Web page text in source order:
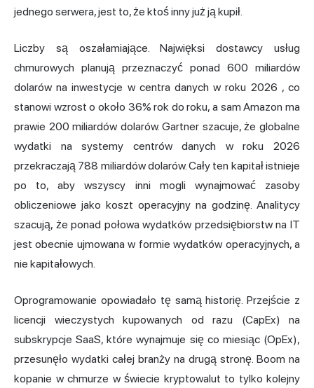
jednego serwera, jest to, że ktoś inny już ją kupił.
Liczby są oszałamiające. Najwięksi dostawcy usług
chmurowych planują przeznaczyć ponad 600 miliardów
dolarów na inwestycje w centra danych w roku 2026 , co
stanowi wzrost o około 36% rok do roku, a sam Amazon ma
prawie 200 miliardów dolarów.Gartner szacuje, że globalne
wydatki na systemy centrów danych w roku 2026
przekraczają 788 miliardów dolarów. Cały ten kapitał istnieje
po to, aby wszyscy inni mogli wynajmować zasoby
obliczeniowe jako koszt operacyjny na godzinę. Analitycy
szacują, że ponad połowa wydatków przedsiębiorstw na IT
jest obecnie ujmowana w formie wydatków operacyjnych, a
nie kapitałowych.
Oprogramowanie opowiadało tę samą historię. Przejście z
licencji wieczystych kupowanych od razu (CapEx) na
subskrypcje SaaS, które wynajmuje się co miesiąc (OpEx),
przesunęło wydatki całej branży na drugą stronę. Boom na
kopanie w chmurze w świecie kryptowalut to tylko kolejny